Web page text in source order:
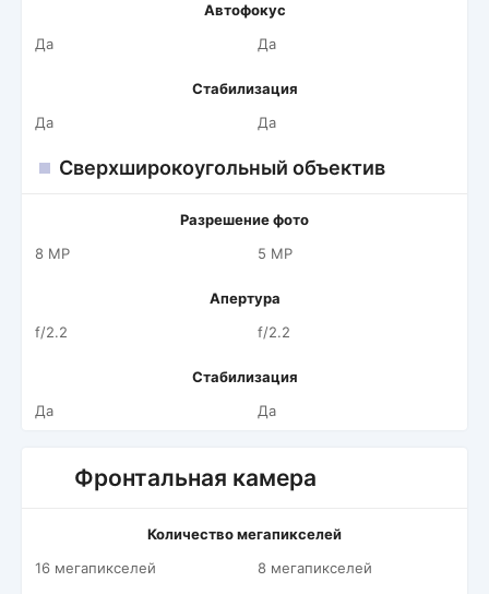
Автофокус
Да
Да
Стабилизация
Да
Да
Сверхширокоугольный объектив
Разрешение фото
8 MP
5 MP
Апертура
f/2.2
f/2.2
Стабилизация
Да
Да
Фронтальная камера
Количество мегапикселей
16 мегапикселей
8 мегапикселей